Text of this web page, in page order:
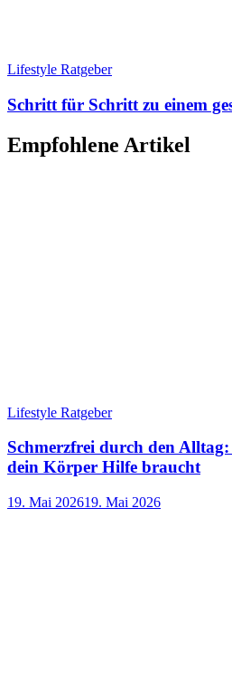
Lifestyle Ratgeber
Schritt für Schritt zu einem
Empfohlene Artikel
Lifestyle Ratgeber
Schmerzfrei durch den
dein Körper Hilfe braucht
19. Mai 202619. Mai 2026